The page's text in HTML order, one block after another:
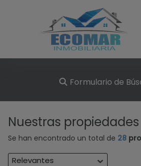
Formulario de
Nuestras propiedades
Se han encontrado un total de 28
Relevantes